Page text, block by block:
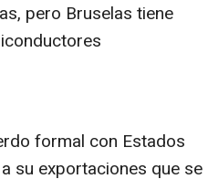
pero Bruselas tiene
formal con Estados
su exportaciones que se